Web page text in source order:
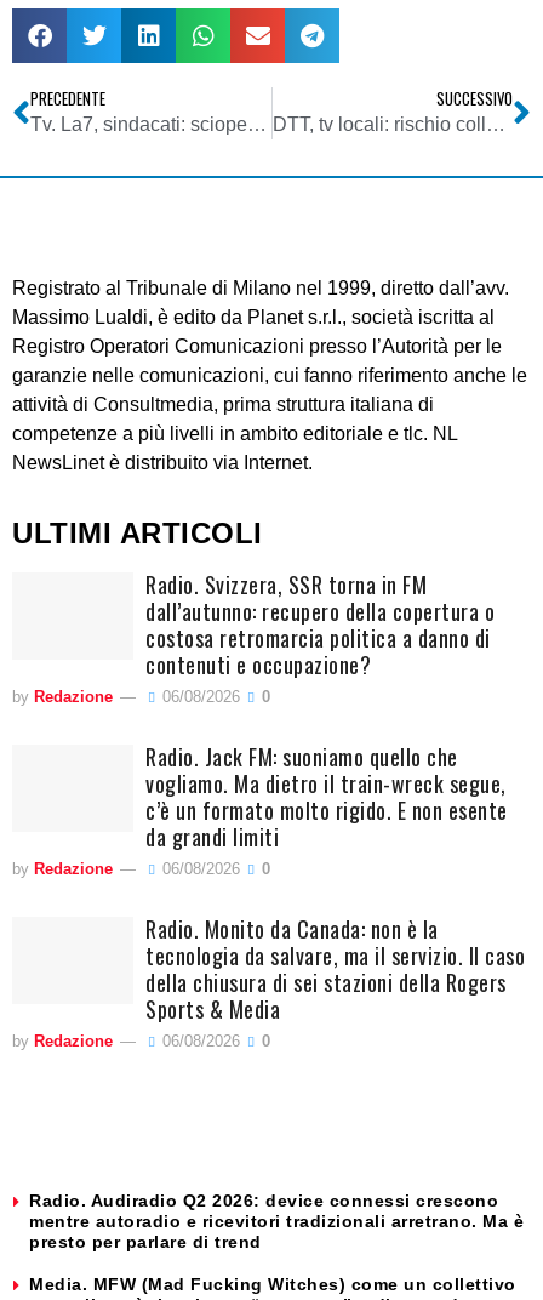
PRECEDENTE
Tv. La7, sindacati: sciopero con adesione superiore al 60%
SUCCESSIVO
DTT, tv locali: rischio collasso se entro 2015 non si definisce correzione regime contributo diritti utilizzo frequenze
Registrato al Tribunale di Milano nel 1999, diretto dall’avv.
Massimo Lualdi, è edito da Planet s.r.l., società iscritta al
Registro Operatori Comunicazioni presso l’Autorità per le
garanzie nelle comunicazioni, cui fanno riferimento anche le
attività di Consultmedia, prima struttura italiana di
competenze a più livelli in ambito editoriale e tlc. NL
NewsLinet è distribuito via Internet.
ULTIMI ARTICOLI
Radio. Svizzera, SSR torna in FM
dall’autunno: recupero della copertura o
costosa retromarcia politica a danno di
contenuti e occupazione?
by Redazione 06/08/2026 0
Radio. Jack FM: suoniamo quello che
vogliamo. Ma dietro il train-wreck segue,
c’è un formato molto rigido. E non esente
da grandi limiti
by Redazione 06/08/2026 0
Radio. Monito da Canada: non è la
tecnologia da salvare, ma il servizio. Il caso
della chiusura di sei stazioni della Rogers
Sports & Media
by Redazione 06/08/2026 0
Radio. Audiradio Q2 2026: device connessi crescono
mentre autoradio e ricevitori tradizionali arretrano. Ma è
presto per parlare di trend
Media. MFW (Mad Fucking Witches) come un collettivo